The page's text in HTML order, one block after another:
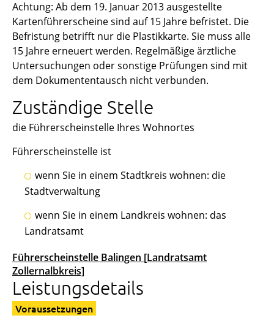
Achtung: Ab dem 19. Januar 2013 ausgestellte
Kartenführerscheine sind auf 15 Jahre befristet. Die
Befristung betrifft nur die Plastikkarte. Sie muss alle
15 Jahre erneuert werden. Regelmäßige ärztliche
Untersuchungen oder sonstige Prüfungen sind mit
dem Dokumententausch nicht verbunden.
Zuständige Stelle
die Führerscheinstelle Ihres Wohnortes
Führerscheinstelle ist
wenn Sie in einem Stadtkreis wohnen: die
Stadtverwaltung
wenn Sie in einem Landkreis wohnen: das
Landratsamt
Führerscheinstelle Balingen [Landratsamt
Zollernalbkreis]
Leistungsdetails
Voraussetzungen